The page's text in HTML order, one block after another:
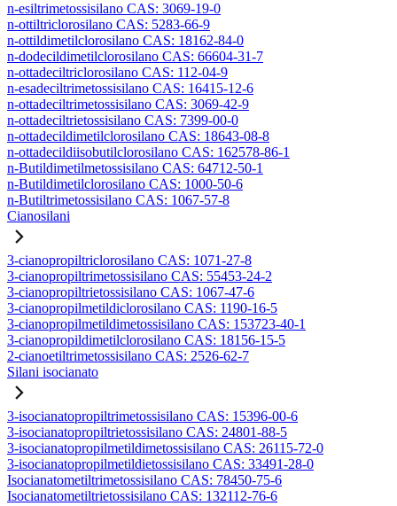
n-esiltrimetossisilano CAS: 3069-19-0
n-ottiltriclorosilano CAS: 5283-66-9
n-ottildimetilclorosilano CAS: 18162-84-0
n-dodecildimetilclorosilano CAS: 66604-31-7
n-ottadeciltriclorosilano CAS: 112-04-9
n-esadeciltrimetossisilano CAS: 16415-12-6
n-ottadeciltrimetossisilano CAS: 3069-42-9
n-ottadeciltrietossisilano CAS: 7399-00-0
n-ottadecildimetilclorosilano CAS: 18643-08-8
n-ottadecildiisobutilclorosilano CAS: 162578-86-1
n-Butildimetilmetossisilano CAS: 64712-50-1
n-Butildimetilclorosilano CAS: 1000-50-6
n-Butiltrimetossisilano CAS: 1067-57-8
Cianosilani
3-cianopropiltriclorosilano CAS: 1071-27-8
3-cianopropiltrimetossisilano CAS: 55453-24-2
3-cianopropiltrietossisilano CAS: 1067-47-6
3-cianopropilmetildiclorosilano CAS: 1190-16-5
3-cianopropilmetildimetossisilano CAS: 153723-40-1
3-cianopropildimetilclorosilano CAS: 18156-15-5
2-cianoetiltrimetossisilano CAS: 2526-62-7
Silani isocianato
3-isocianatopropiltrimetossisilano CAS: 15396-00-6
3-isocianatopropiltrietossisilano CAS: 24801-88-5
3-isocianatopropilmetildimetossisilano CAS: 26115-72-0
3-isocianatopropilmetildietossisilano CAS: 33491-28-0
Isocianatometiltrimetossisilano CAS: 78450-75-6
Isocianatometiltrietossisilano CAS: 132112-76-6